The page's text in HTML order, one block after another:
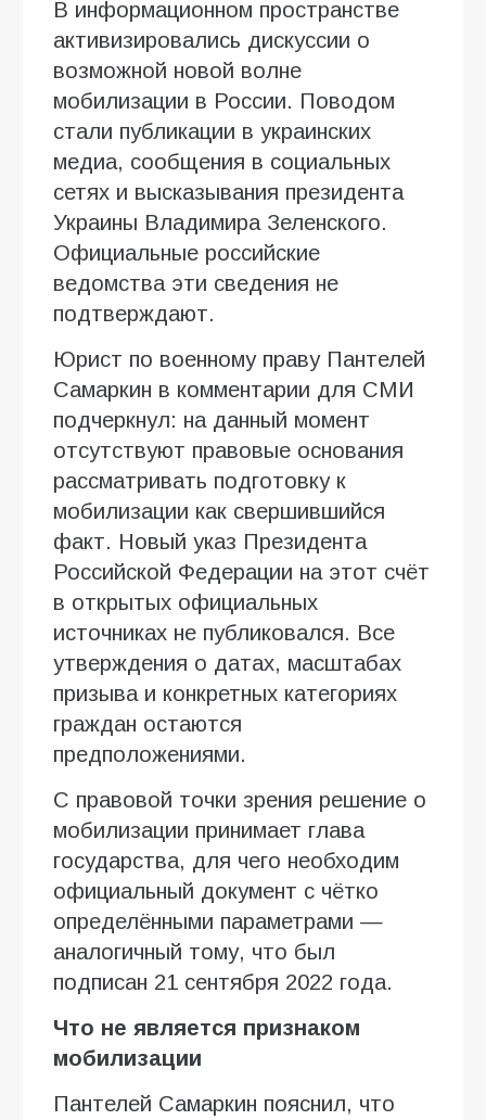
В информационном пространстве
активизировались дискуссии о
возможной новой волне
мобилизации в России. Поводом
стали публикации в украинских
медиа, сообщения в социальных
сетях и высказывания президента
Украины Владимира Зеленского.
Официальные российские
ведомства эти сведения не
подтверждают.
Юрист по военному праву Пантелей
Самаркин в комментарии для СМИ
подчеркнул: на данный момент
отсутствуют правовые основания
рассматривать подготовку к
мобилизации как свершившийся
факт. Новый указ Президента
Российской Федерации на этот счёт
в открытых официальных
источниках не публиковался. Все
утверждения о датах, масштабах
призыва и конкретных категориях
граждан остаются
предположениями.
С правовой точки зрения решение о
мобилизации принимает глава
государства, для чего необходим
официальный документ с чётко
определёнными параметрами —
аналогичный тому, что был
подписан 21 сентября 2022 года.
Что не является признаком
мобилизации
Пантелей Самаркин пояснил, что